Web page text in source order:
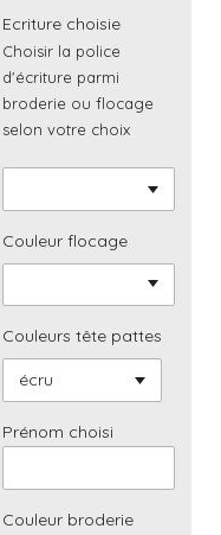
Ecriture choisie
Choisir la police
d'écriture parmi
broderie ou flocage
selon votre choix
Couleur flocage
Couleurs tête pattes
Prénom choisi
Couleur broderie